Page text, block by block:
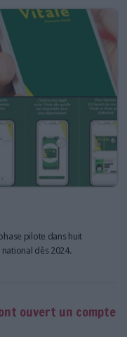
pilote dans huit
dès 2024.
ouvert un compte